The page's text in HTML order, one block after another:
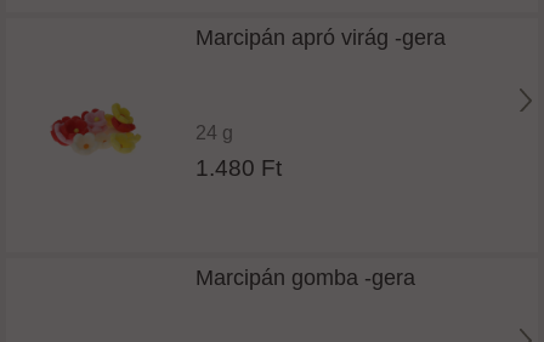
Marcipán apró virág -gera
24 g
1.480 Ft
Marcipán gomba -gera